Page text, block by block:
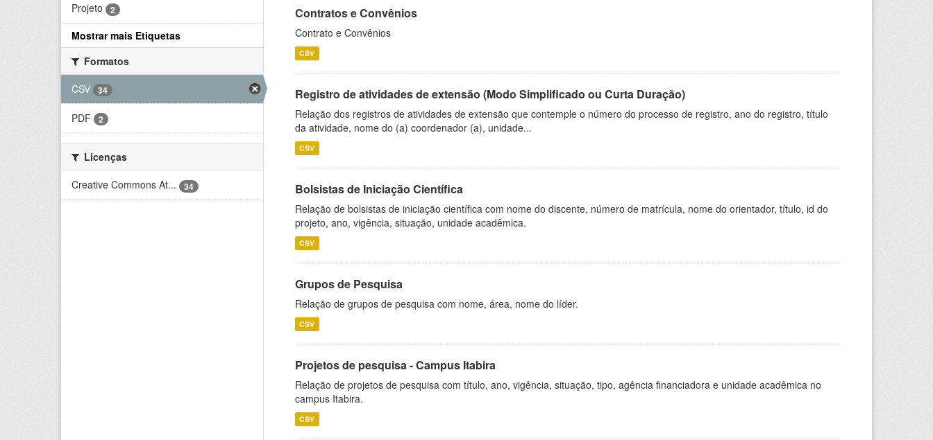
Projeto 2
Mostrar mais Etiquetas
Formatos
CSV
34
PDF 2
Licenças
Creative Commons At...
34
Contratos e Convênios
Contrato e Convênios
CSV
Registro de atividades de extensão (Modo Simplificado ou Curta Duração)
Relação dos registros de atividades de extensão que contemple o número do processo de registro, ano do registro, título
da atividade, nome do (a) coordenador (a), unidade...
CSV
Bolsistas de Iniciação Científica
Relação de bolsistas de iniciação científica com nome do discente, número de matrícula, nome do orientador, título, id do
projeto, ano, vigência, situação, unidade acadêmica.
CSV
Grupos de Pesquisa
Relação de grupos de pesquisa com nome, área, nome do líder.
CSV
Projetos de pesquisa - Campus Itabira
Relação de projetos de pesquisa com título, ano, vigência, situação, tipo, agência financiadora e unidade acadêmica no
campus Itabira.
CSV